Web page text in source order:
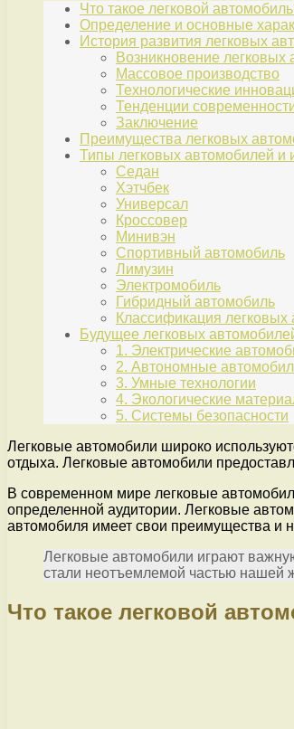
Что такое легковой
Определение и основные
История развития легковых
Возникновение легковых
Массовое производство
Технологические
Тенденции
Заключение
Преимущества легковых
Типы легковых автомобилей и
Седан
Хэтчбек
Универсал
Кроссовер
Минивэн
Спортивный автомобиль
Лимузин
Электромобиль
Гибридный автомобиль
Классификация легковых
Будущее легковых
1. Электрические
2. Автономные
3. Умные технологии
4. Экологические
5. Системы безопасности
Легковые автомобили широко
отдыха. Легковые автомобили
В современном мире легковые
определенной аудитории. Легковые
автомобиля имеет свои преимущества и
Легковые автомобили играют
стали неотъемлемой частью нашей
Что такое легковой